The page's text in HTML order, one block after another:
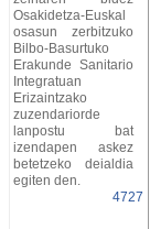
Osakidetza-Euskal
osasun zerbitzuko
Bilbo-Basurtuko
Erakunde Sanitario
Integratuan
Erizaintzako
zuzendariorde
lanpostu bat
izendapen askez
betetzeko deialdia
egiten den.
4727